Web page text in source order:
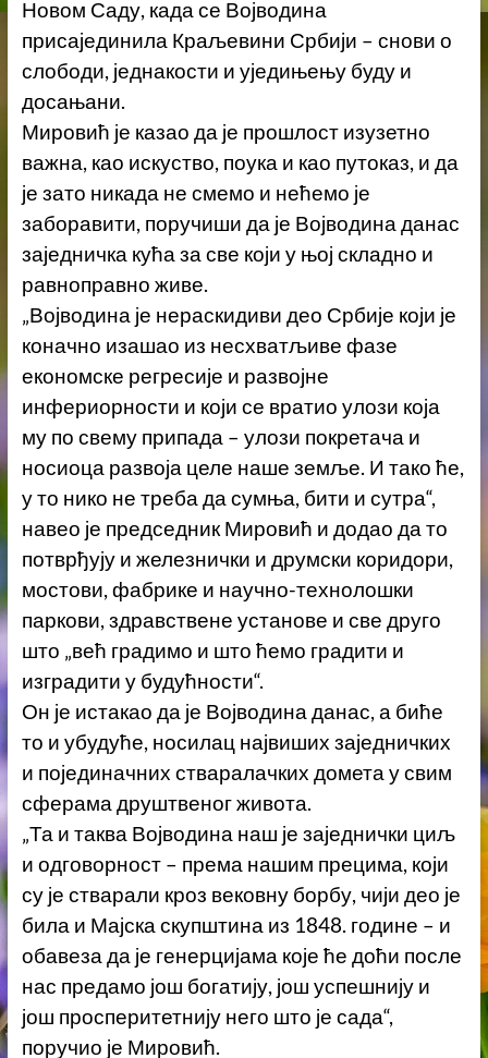
Новом Саду, када се Војводина
присајединила Краљевини Србији – снови о
слободи, једнакости и уједињењу буду и
досањани.
Мировић је казао да је прошлост изузетно
важна, као искуство, поука и као путоказ, и да
је зато никада не смемо и нећемо је
заборавити, поручиши да је Војводина данас
заједничка кућа за све који у њој складно и
равноправно живе.
„Војводина је нераскидиви део Србије који је
коначно изашао из несхватљиве фазе
економске регресије и развојне
инфериорности и који се вратио улози која
му по свему припада – улози покретача и
носиоца развоја целе наше земље. И тако ће,
у то нико не треба да сумња, бити и сутра“,
навео је председник Мировић и додао да то
потврђују и железнички и друмски коридори,
мостови, фабрике и научно-технолошки
паркови, здравствене установе и све друго
што „већ градимо и што ћемо градити и
изградити у будућности“.
Он је истакао да је Војводина данас, а биће
то и убудуће, носилац највиших заједничких
и појединачних стваралачких домета у свим
сферама друштвеног живота.
„Та и таква Војводина наш је заједнички циљ
и одговорност – према нашим прецима, који
су је стварали кроз вековну борбу, чији део је
била и Мајска скупштина из 1848. године – и
обавеза да је генерцијама које ће доћи после
нас предамо још богатију, још успешнију и
још просперитетнију него што је сада“,
поручио је Мировић.